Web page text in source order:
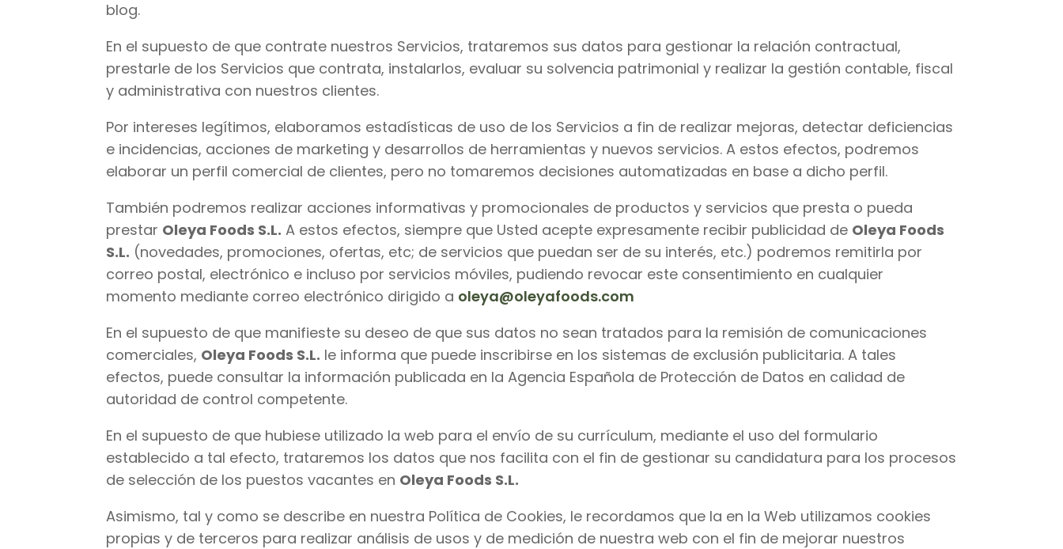
blog.
En el supuesto de que contrate nuestros Servicios, trataremos sus datos para gestionar la relación contractual,
prestarle de los Servicios que contrata, instalarlos, evaluar su solvencia patrimonial y realizar la gestión contable, fiscal
y administrativa con nuestros clientes.
Por intereses legítimos, elaboramos estadísticas de uso de los Servicios a fin de realizar mejoras, detectar deficiencias
e incidencias, acciones de marketing y desarrollos de herramientas y nuevos servicios. A estos efectos, podremos
elaborar un perfil comercial de clientes, pero no tomaremos decisiones automatizadas en base a dicho perfil.
También podremos realizar acciones informativas y promocionales de productos y servicios que presta o pueda
prestar Oleya Foods S.L. A estos efectos, siempre que Usted acepte expresamente recibir publicidad de Oleya Foods
S.L. (novedades, promociones, ofertas, etc; de servicios que puedan ser de su interés, etc.) podremos remitirla por
correo postal, electrónico e incluso por servicios móviles, pudiendo revocar este consentimiento en cualquier
momento mediante correo electrónico dirigido a oleya@oleyafoods.com
En el supuesto de que manifieste su deseo de que sus datos no sean tratados para la remisión de comunicaciones
comerciales, Oleya Foods S.L. le informa que puede inscribirse en los sistemas de exclusión publicitaria. A tales
efectos, puede consultar la información publicada en la Agencia Española de Protección de Datos en calidad de
autoridad de control competente.
En el supuesto de que hubiese utilizado la web para el envío de su currículum, mediante el uso del formulario
establecido a tal efecto, trataremos los datos que nos facilita con el fin de gestionar su candidatura para los procesos
de selección de los puestos vacantes en Oleya Foods S.L.
Asimismo, tal y como se describe en nuestra Política de Cookies, le recordamos que la en la Web utilizamos cookies
propias y de terceros para realizar análisis de usos y de medición de nuestra web con el fin de mejorar nuestros